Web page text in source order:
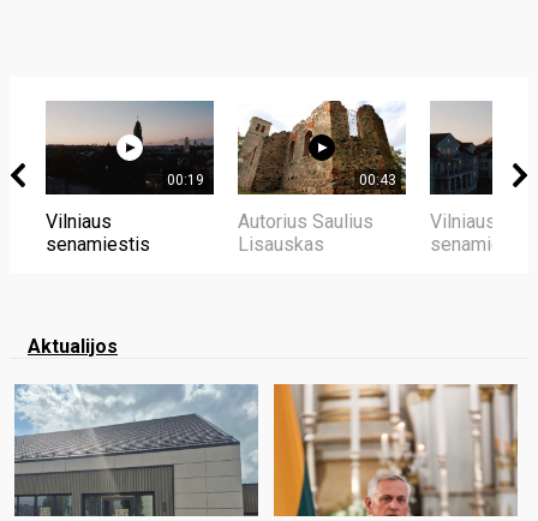
00:19
Vilniaus
senamiestis
00:43
Autorius Saulius
Lisauskas
Vilniaus
senamiestis
Aktualijos